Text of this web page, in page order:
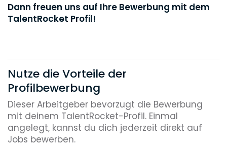
Dann freuen uns auf Ihre Bewerbung mit dem
TalentRocket Profil!
Nutze die Vorteile der
Profilbewerbung
Dieser Arbeitgeber bevorzugt die Bewerbung
mit deinem TalentRocket-Profil. Einmal
angelegt, kannst du dich jederzeit direkt auf
Jobs bewerben.